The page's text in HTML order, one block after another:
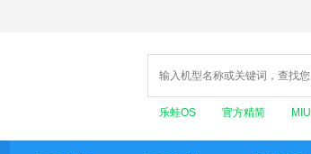
乐蛙OS 官方精简 MIUI